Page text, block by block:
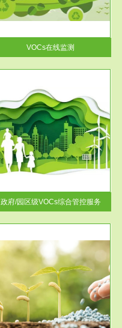
VOCs在线监测
政府/园区级VOCs综合管控服务